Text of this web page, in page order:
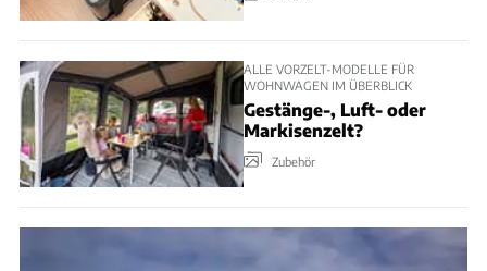
ALLE VORZELT-MODELLE FÜR
WOHNWAGEN IM ÜBERBLICK
Gestänge-, Luft- oder
Markisenzelt?
Zubehör